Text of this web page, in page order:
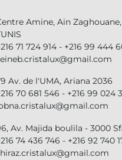
Amine, Ain
71 724 914 - +216 99 444
Av. de l'UMA, Ariana 2036
70 681 546 - +216 99 024
Av. Majida boulila - 3000
74 436 746 - +216 92 740